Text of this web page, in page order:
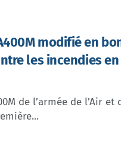
modifié en
les incendies
de l’armée de l’Air et